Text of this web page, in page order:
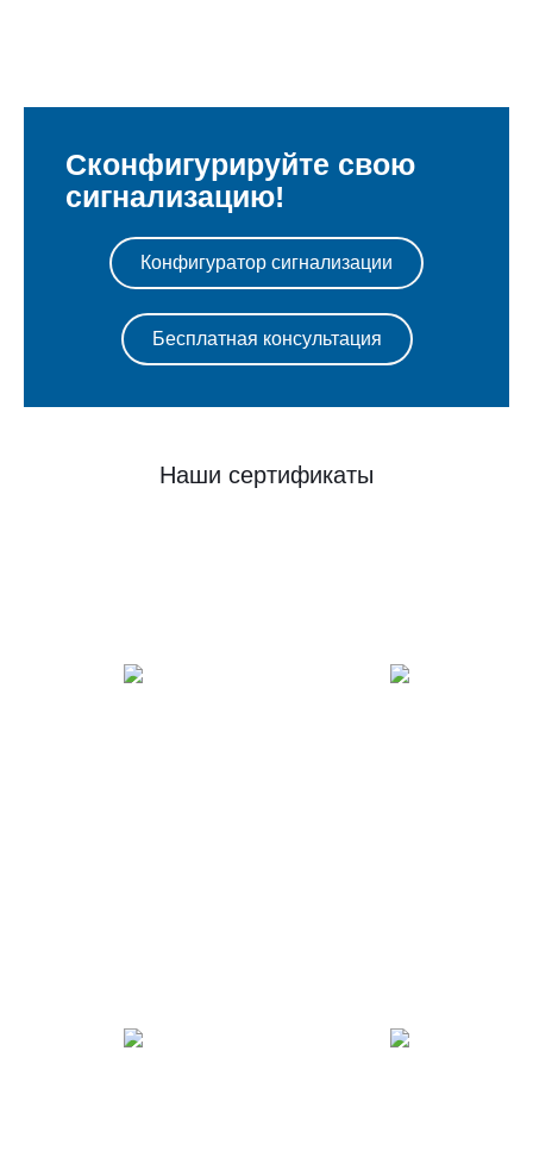
Сконфигурируйте свою
сигнализацию!
Конфигуратор сигнализации
Бесплатная консультация
Наши сертификаты